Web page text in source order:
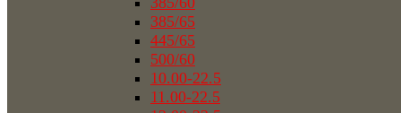
385/65
445/65
500/60
10.00-22.5
11.00-22.5